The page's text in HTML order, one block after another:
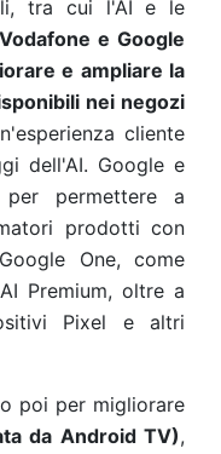
tra cui l'AI e le
Vodafone e Google
e ampliare la
nei negozi
cliente
dell'AI. Google e
per permettere a
prodotti con
One, come
Premium, oltre a
Pixel e altri
poi per migliorare
da Android TV),